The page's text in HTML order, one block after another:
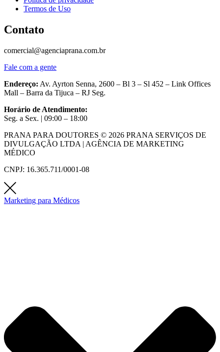
Termos de Uso
Contato
comercial@agenciaprana.com.br
Fale com a gente
Endereço: Av. Ayrton Senna, 2600 – Bl 3 – Sl 452 – Link Offices
Mall – Barra da Tijuca – RJ Seg.
Horário de Atendimento:
Seg. a Sex. | 09:00 – 18:00
PRANA PARA DOUTORES © 2026 PRANA SERVIÇOS DE
DIVULGAÇÃO LTDA | AGÊNCIA DE MARKETING
MÉDICO
CNPJ: 16.365.711/0001-08
Marketing para Médicos